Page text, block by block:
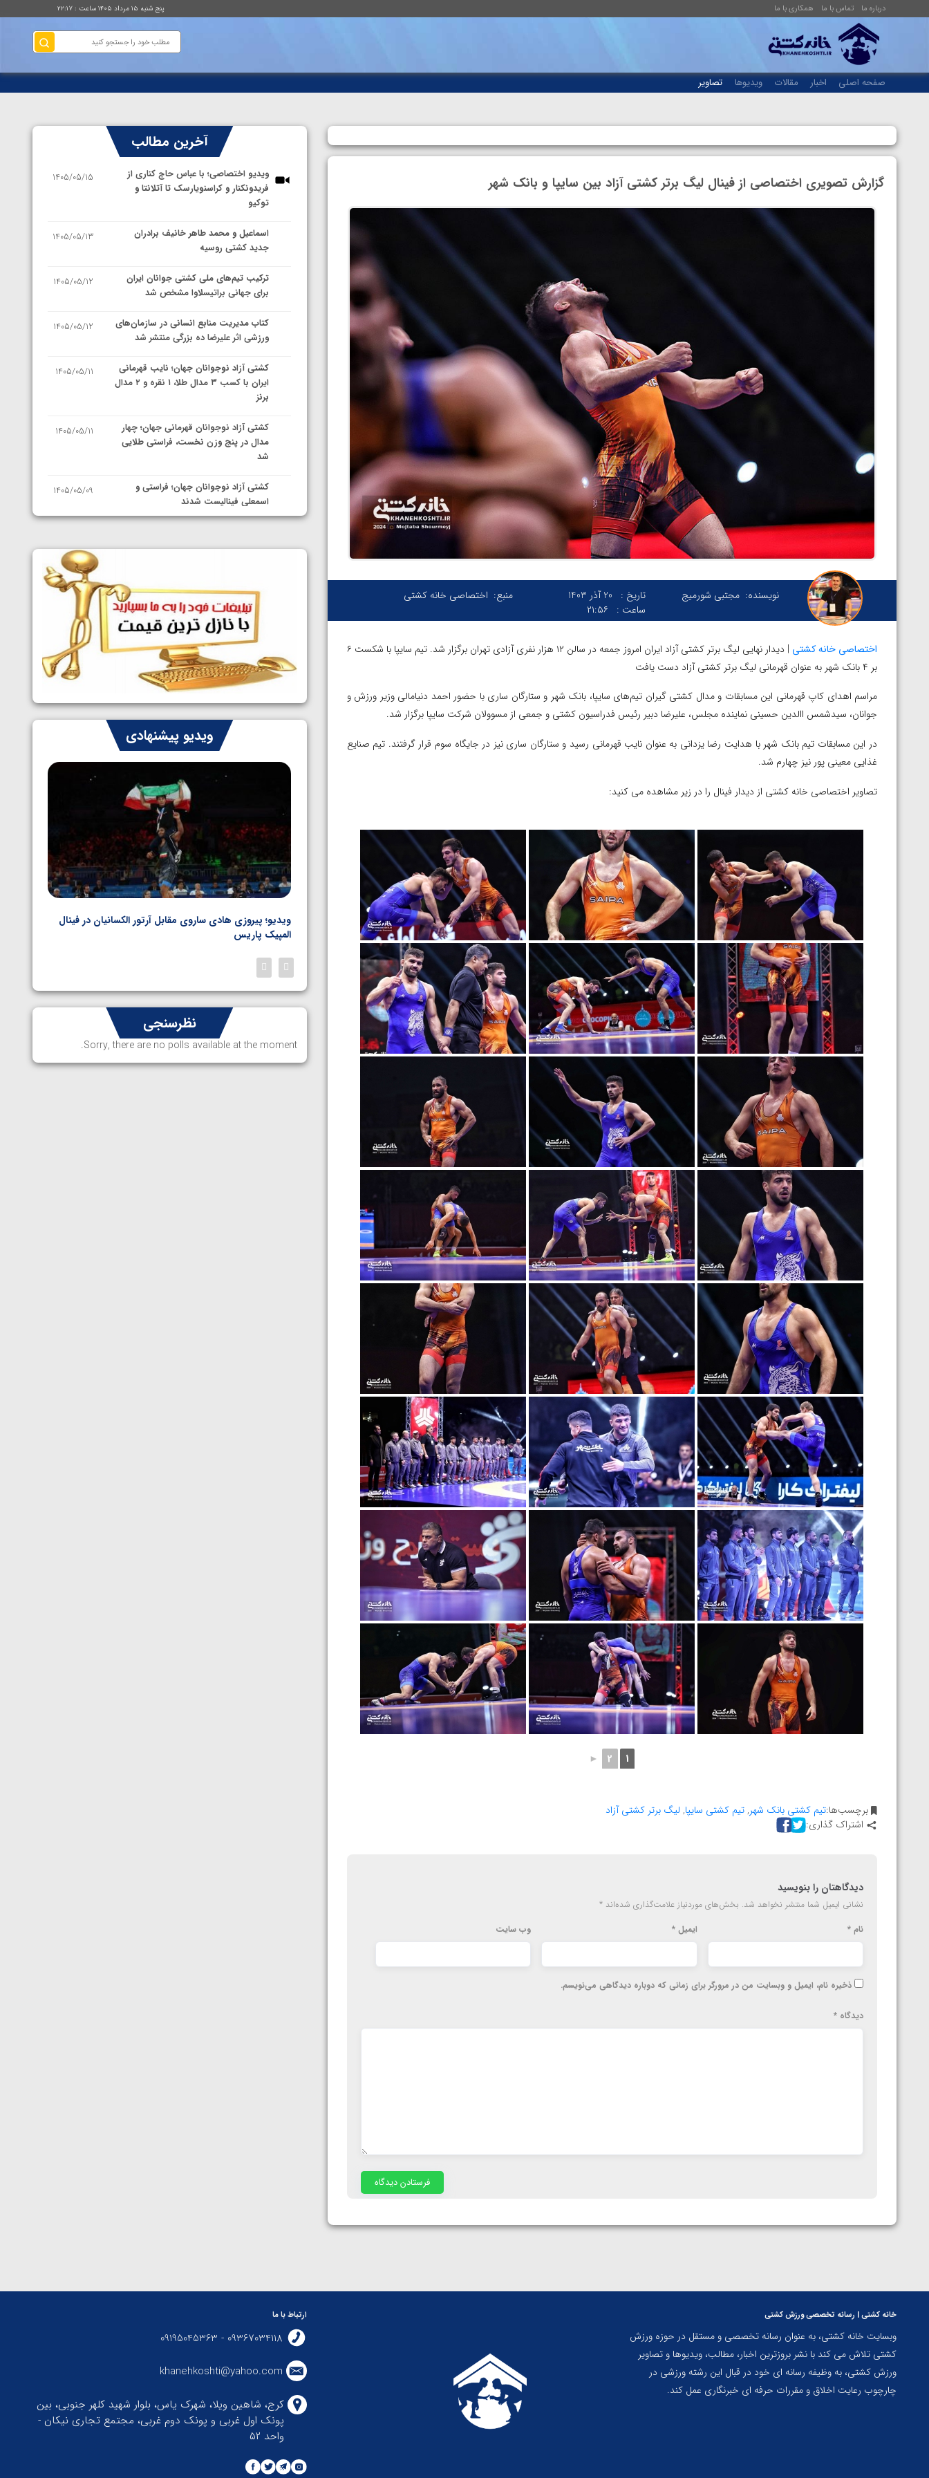
درباره ما تماس با ما همکاری با ما پنج شنبه ۱۵ مرداد ۱۴۰۵ ساعت : ۲۲:۱۷
صفحه اصلی اخبار مقالات ویدیوها تصاویر
گزارش تصویری اختصاصی از فینال لیگ برتر کشتی آزاد بین سایپا و بانک شهر
نویسنده: مجتبی شورمیج تاریخ :
20 آذر 1403
ساعت :
۲۱:۵۶
منبع: اختصاصی خانه کشتی
اختصاصی خانه کشتی
| دیدار نهایی لیگ برتر کشتی آزاد ایران امروز جمعه در سالن ۱۲ هزار نفری آزادی تهران برگزار شد. تیم سایپا با شکست ۶
بر ۴ بانک شهر به عنوان قهرمانی لیگ برتر کشتی آزاد دست یافت
مراسم اهدای کاپ قهرمانی این مسابقات و مدال کشتی گیران تیم‌های سایپا، بانک شهر و ستارگان ساری با حضور احمد دنیامالی وزیر ورزش و
جوانان، سیدشمس االدین حسینی نماینده مجلس، علیرضا دبیر رئیس فدراسیون کشتی و جمعی از مسوولان شرکت سایپا برگزار شد.
در این مسابقات تیم بانک شهر با هدایت رضا یزدانی به عنوان نایب قهرمانی رسید و ستارگان ساری نیز در جایگاه سوم قرار گرفتند. تیم صنایع
غذایی معینی پور نیز چهارم شد.
تصاویر اختصاصی خانه کشتی از دیدار فینال را در زیر مشاهده می کنید:
1
2
►
برچسب‌ها:تیم کشتی بانک شهر,تیم کشتی سایپا, لیگ برتر کشتی آزاد
اشتراک گذاری:
دیدگاهتان را بنویسید
نشانی ایمیل شما منتشر نخواهد شد. بخش‌های موردنیاز علامت‌گذاری شده‌اند *
نام * ایمیل* وب‌ سایت
ذخیره نام، ایمیل و وبسایت من در مرورگر برای زمانی که دوباره دیدگاهی می‌نویسم.
دیدگاه *
آخرین مطالب
ویدیو اختصاصی؛ با عباس حاج کناری از
فریدونکنار و کراسنویارسک تا آتلانتا و
توکیو
1405/05/15
اسماعیل و محمد طاهر خانیف برادران
جدید کشتی روسیه
1405/05/13
ترکیب تیم‌های ملی کشتی جوانان ایران
برای جهانی براتیسلاوا مشخص شد
1405/05/12
کتاب مدیریت منابع انسانی در سازمان‌های
ورزشی اثر علیرضا ده بزرگی منتشر شد
1405/05/12
کشتی آزاد نوجوانان جهان؛ نایب قهرمانی
ایران با کسب ۳ مدال طلا، ۱ نقره و ۲ مدال
برنز
1405/05/11
کشتی آزاد نوجوانان قهرمانی جهان؛ چهار
مدال در پنج وزن نخست، فراستی طلایی
شد
1405/05/11
کشتی آزاد نوجوانان جهان؛ فراستی و
اسمعلی فینالیست شدند
1405/05/09
نمایندگان ایران مشخص شدند
سوم برای ایران
1405/05/07
ایران چشم به راه چهار مدال در پنج وزن
دوم کشتی فرنگی نوجوانان جهان
1405/05/06
ویدیو پیشنهادی
ویدیو؛ باخت امین کاویانی نژاد مقابل مالخاز آمویان از
ارمنستان
ویدیو؛ صعود حسن یزدانی به فینال المپیک با برتری مقابل
ناظم امینه
ویدیو؛ پیروزی هادی ساروی مقابل آرتور الکسانیان در فینال
المپیک پاریس
نظرسنجی
Sorry, there are no polls available at the moment.
خانه کشتی | رسانه تخصصی ورزش کشتی
وبسایت خانه کشتی، به عنوان رسانه تخصصی و مستقل در حوزه ورزش
کشتی تلاش می کند با نشر بروزترین اخبار، مطالب، ویدیوها و تصاویر
ورزش کشتی، به وظیفه رسانه ای خود در قبال این رشته ورزشی در
چارچوب رعایت اخلاق و مقررات حرفه ای خبرنگاری عمل کند.
ارتباط با ما
09367034118 - 09195045363
khanehkoshti@yahoo.com
کرج، شاهین ویلا، شهرک یاس، بلوار شهید کلهر جنوبی، بین
پونک اول غربی و پونک دوم غربی، مجتمع تجاری نیکان -
واحد ۵۲